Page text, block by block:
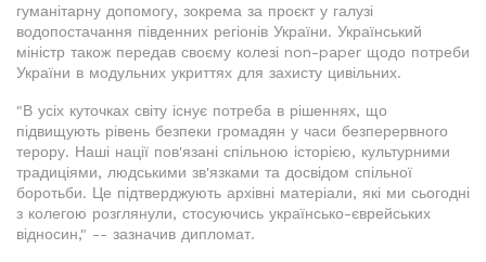
гуманітарну допомогу, зокрема за проєкт у галузі
водопостачання південних регіонів України. Український
міністр також передав своєму колезі non-paper щодо потреби
України в модульних укриттях для захисту цивільних.
"В усіх куточках світу існує потреба в рішеннях, що
підвищують рівень безпеки громадян у часи безперервного
терору. Наші нації пов'язані спільною історією, культурними
традиціями, людськими зв'язками та досвідом спільної
боротьби. Це підтверджують архівні матеріали, які ми сьогодні
з колегою розглянули, стосуючись українсько-єврейських
відносин," -- зазначив дипломат.